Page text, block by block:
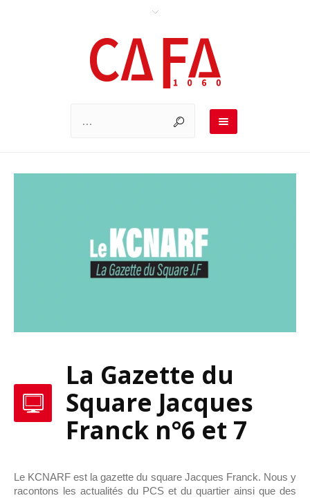
La Gazette du
Square Jacques
Franck n°6 et 7
Le KCNARF est la gazette du square Jacques Franck. Nous y
racontons les actualités du PCS et du quartier ainsi que des